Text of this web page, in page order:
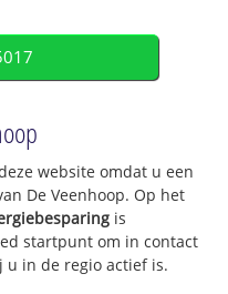
website omdat u een
De Veenhoop. Op het
is
startpunt om in contact
u in de regio actief is.